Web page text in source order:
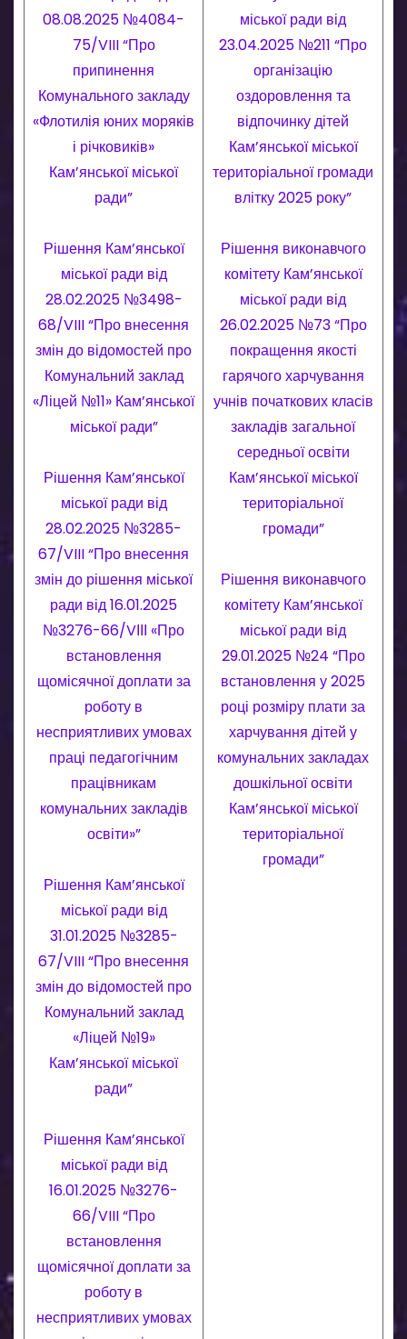
08.08.2025 №4084-
75/VIII “Про
припинення
Комунального закладу
«Флотилія юних моряків
і річковиків»
Кам’янської міської
ради”
Рішення Кам’янської
міської ради від
28.02.2025 №3498-
68/VIII “Про внесення
змін до відомостей про
Комунальний заклад
«Ліцей №11» Кам’янської
міської ради”
Рішення Кам’янської
міської ради від
28.02.2025 №3285-
67/VIII “Про внесення
змін до рішення міської
ради від 16.01.2025
№3276-66/VІІІ «Про
встановлення
щомісячної доплати за
роботу в
несприятливих умовах
праці педагогічним
працівникам
комунальних закладів
освіти»”
Рішення Кам’янської
міської ради від
31.01.2025 №3285-
67/VIII “Про внесення
змін до відомостей про
Комунальний заклад
«Ліцей №19»
Кам’янської міської
ради”
Рішення Кам’янської
міської ради від
16.01.2025 №3276-
66/VIII “Про
встановлення
щомісячної доплати за
роботу в
несприятливих умовах
міської ради від
23.04.2025 №211 “Про
організацію
оздоровлення та
відпочинку дітей
Кам’янської міської
територіальної громади
влітку 2025 року”
Рішення виконавчого
комітету Кам’янської
міської ради від
26.02.2025 №73 “Про
покращення якості
гарячого харчування
учнів початкових класів
закладів загальної
середньої освіти
Кам’янської міської
територіальної
громади”
Рішення виконавчого
комітету Кам’янської
міської ради від
29.01.2025 №24 “Про
встановлення у 2025
році розміру плати за
харчування дітей у
комунальних закладах
дошкільної освіти
Кам’янської міської
територіальної
громади”